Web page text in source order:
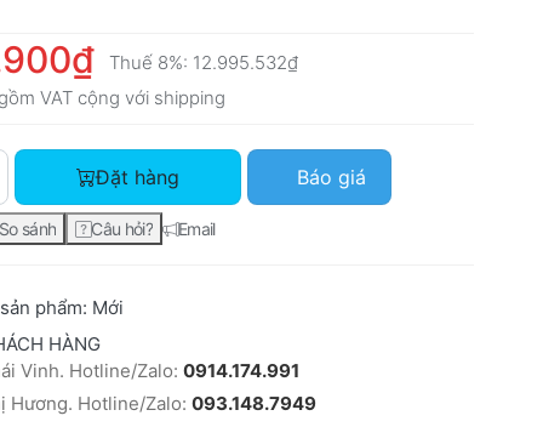
Thuế 8%: 12.995.532₫
VAT cộng với shipping
HP 827A Cyan Original LaserJet Toner Cartridge (CF301A)
Đặt hàng Báo giá
So sánh Câu hỏi? Email
phẩm: Mới
HÀNG
Vinh. Hotline/Zalo: 0914.174.991
Hương. Hotline/Zalo: 093.148.7949